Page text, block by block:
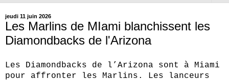
jeudi 11 juin 2026
Les Marlins de MIami blanchissent les
Diamondbacks de l'Arizona
Les Diamondbacks de l’Arizona sont à Miami
pour affronter les Marlins. Les lanceurs